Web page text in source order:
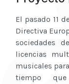
El pasado 11
Directiva
sociedades
licencias
musicales
tiempo